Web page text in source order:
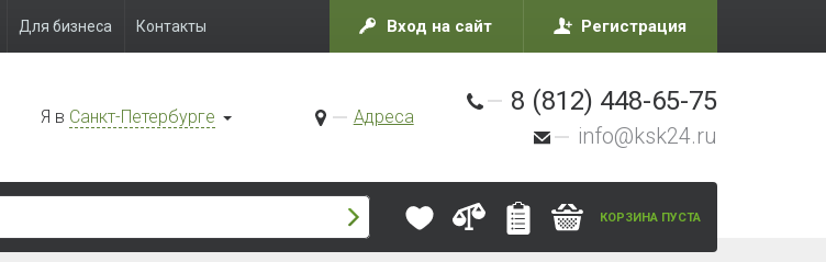
Для бизнеса Контакты Вход на сайт Регистрация
Я в Санкт-Петербурге Адреса
8 (812) 448-65-75
info@ksk24.ru
КОРЗИНА ПУСТА